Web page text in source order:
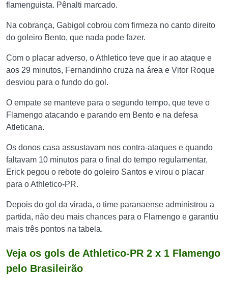
flamenguista. Pênalti marcado.
Na cobrança, Gabigol cobrou com firmeza no canto direito
do goleiro Bento, que nada pode fazer.
Com o placar adverso, o Athletico teve que ir ao ataque e
aos 29 minutos, Fernandinho cruza na área e Vitor Roque
desviou para o fundo do gol.
O empate se manteve para o segundo tempo, que teve o
Flamengo atacando e parando em Bento e na defesa
Atleticana.
Os donos casa assustavam nos contra-ataques e quando
faltavam 10 minutos para o final do tempo regulamentar,
Erick pegou o rebote do goleiro Santos e virou o placar
para o Athletico-PR.
Depois do gol da virada, o time paranaense administrou a
partida, não deu mais chances para o Flamengo e garantiu
mais três pontos na tabela.
Veja os gols de Athletico-PR 2 x 1 Flamengo
pelo Brasileirão